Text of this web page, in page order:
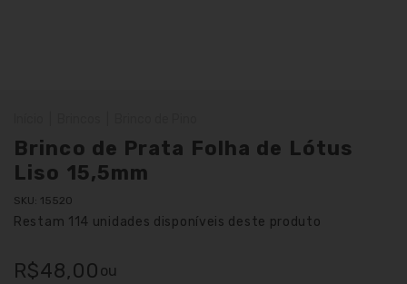
Brinco de Prata Folha de Lótus
Liso 15,5mm
SKU: 15520
Restam 114 unidades disponíveis deste produto
R$48,00 ou